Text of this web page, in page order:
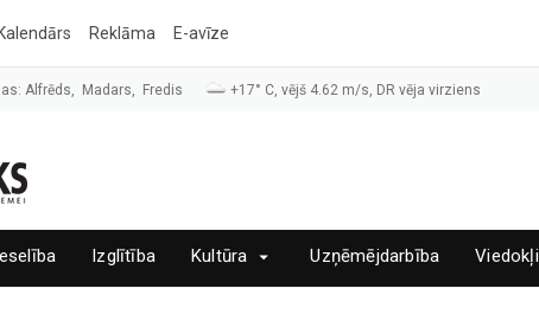
Kalendārs Reklāma E-avīze
Alfrēds, Madars, Fredis +17° C, vējš 4.62 m/s, DR vēja virziens
Izglītība Kultūra Uzņēmējdarbība Viedokļi